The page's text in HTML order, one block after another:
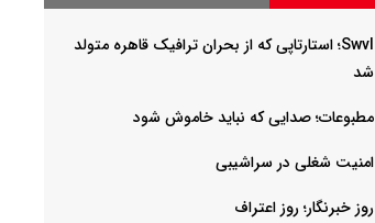
Swvl؛ استارتاپی که از بحران ترافیک قاهره متولد
شد
مطبوعات؛ صدایی که نباید خاموش شود
امنیت شغلی در سراشیبی
روز خبرنگار؛ روز اعتراف